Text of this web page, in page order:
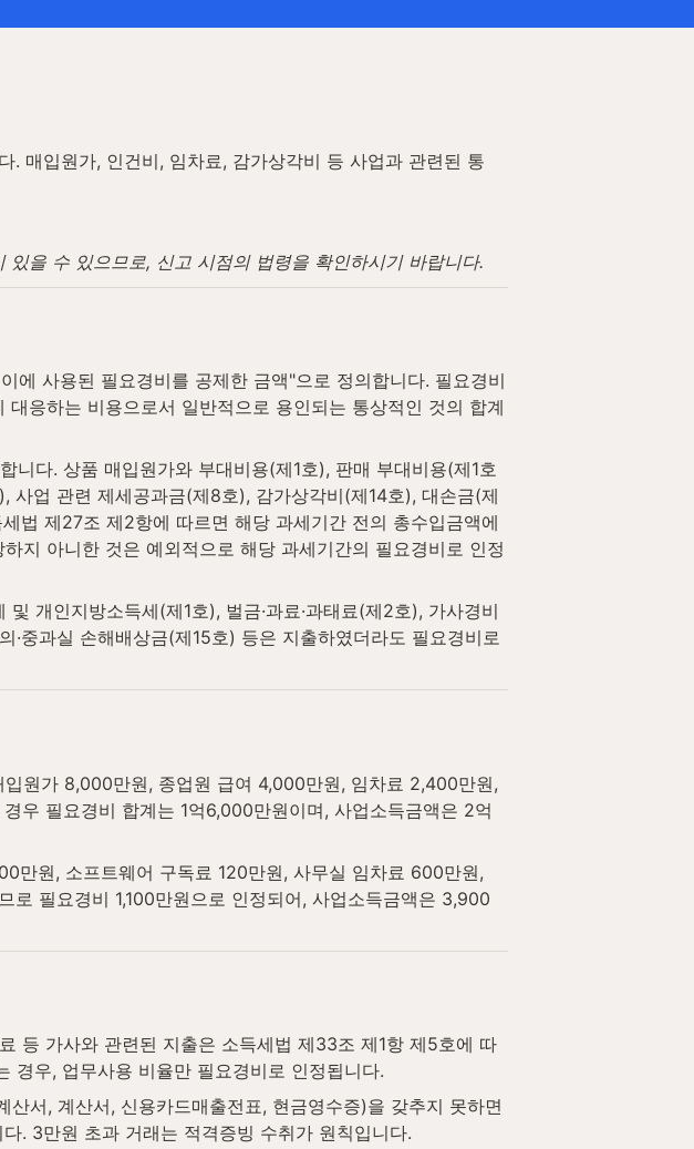
. 매입원가, 인건비, 임차료, 감가상각비 등 사업과 관련된 통
을 수 있으므로, 신고 시점의 법령을 확인하시기 바랍니다.
에 사용된 필요경비를 공제한 금액"으로 정의합니다. 필요경비
응하는 비용으로서 일반적으로 용인되는 통상적인 것의 합계
니다. 상품 매입원가와 부대비용(제1호), 판매 부대비용(제1호
사업 관련 제세공과금(제8호), 감가상각비(제14호), 대손금(제
법 제27조 제2항에 따르면 해당 과세기간 전의 총수입금액에
지 아니한 것은 예외적으로 해당 과세기간의 필요경비로 인정
개인지방소득세(제1호), 벌금·과료·과태료(제2호), 가사경비
중과실 손해배상금(제15호) 등은 지출하였더라도 필요경비로
원가 8,000만원, 종업원 급여 4,000만원, 임차료 2,400만원,
우 필요경비 합계는 1억6,000만원이며, 사업소득금액은 2억
만원, 소프트웨어 구독료 120만원, 사무실 임차료 600만원,
필요경비 1,100만원으로 인정되어, 사업소득금액은 3,900
등 가사와 관련된 지출은 소득세법 제33조 제1항 제5호에 따
경우, 업무사용 비율만 필요경비로 인정됩니다.
산서, 계산서, 신용카드매출전표, 현금영수증)을 갖추지 못하면
. 3만원 초과 거래는 적격증빙 수취가 원칙입니다.